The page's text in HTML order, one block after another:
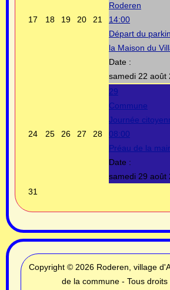
17 18 19 20 21
Roderen
14:00
Départ du
la Maison du
Date :
samedi 22 août
24 25 26 27 28
29
Commune
Journée
08:00
Préau de la
Date :
samedi 29 août
31
Copyright © 2026 Roderen, village
de la commune - Tous droits